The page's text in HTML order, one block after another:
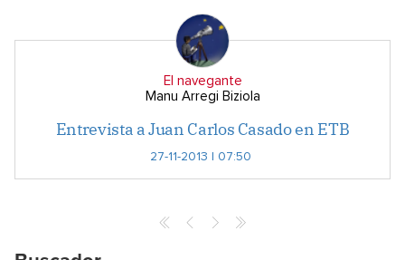
El navegante
Manu Arregi Biziola
Entrevista a Juan Carlos Casado en ETB
27-11-2013 | 07:50